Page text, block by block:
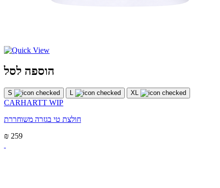
הוספה לסל
S L XL
CARHARTT WIP
חולצת טי בגזרה משוחררת
₪ 259